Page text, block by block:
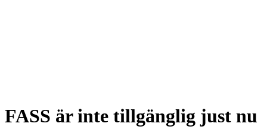
FASS är inte tillgänglig just nu